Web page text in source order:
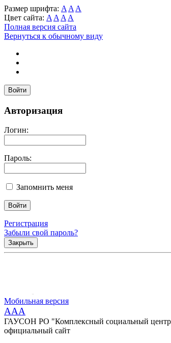
Размер шрифта: A A A
Цвет сайта: A A A A
Полная версия сайта
Вернуться к обычному виду
Войти
Авторизация
Логин:
Пароль:
Запомнить меня
Регистрация
Забыли свой пароль?
Закрыть
Мобильная версия
AAA
ГАУСОН РО "Комплексный социальный центр
официальный сайт